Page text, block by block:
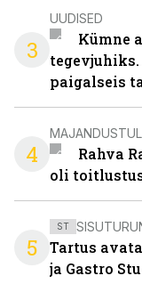
3
UUDISED
Kümne
tegevjuhiks.
paigalseis
4
Rahva
oli
5
ST
Tartus
ja Gastro